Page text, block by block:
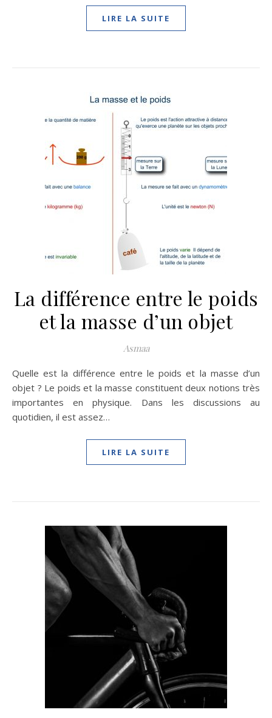
LIRE LA SUITE
La différence entre le poids
et la masse d’un objet
Asmaa
Quelle est la différence entre le poids et la masse d’un
objet ? Le poids et la masse constituent deux notions très
importantes en physique. Dans les discussions au
quotidien, il est assez…
LIRE LA SUITE